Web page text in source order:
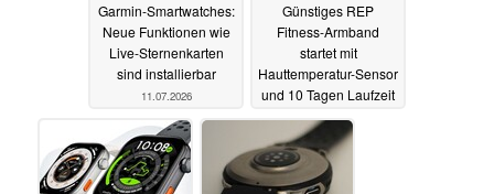
Garmin-Smartwatches:
Neue Funktionen wie
Live-Sternenkarten
sind installierbar
11.07.2026
Günstiges REP
Fitness-Armband
startet mit
Hauttemperatur-Sensor
und 10 Tagen Laufzeit
08.07.2026